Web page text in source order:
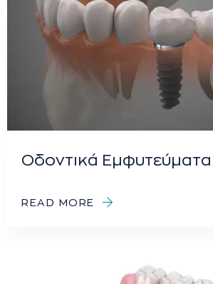
Οδοντικά Εμφυτεύματα
READ MORE